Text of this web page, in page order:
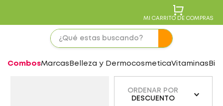
MI CARRITO DE COMPRAS
CombosMarcas Belleza y DermocosmeticaVitaminas
ORDENAR POR
DESCUENTO